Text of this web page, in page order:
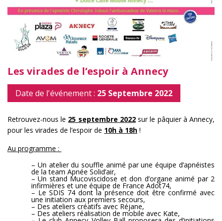
Les virades de l’espoir à Annecy
Date de l'événement : 25 Septembre 2022
Retrouvez-nous le 25 septembre 2022sur le pâquier à Annecy,
pour les virades de l’espoir de 10h à 18h !
Au programme :
– Un atelier du souffle animé par une équipe d’apnéistes
de la team Apnée Solid’air,
– Un stand Mucoviscidose et don d’organe animé par 2
infirmières et une équipe de France Adot74,
– Le SDIS 74 dont la présence doit être confirmé avec
une initiation aux premiers secours,
– Des ateliers créatifs avec Réjane,
– Des ateliers réalisation de mobile avec Kate,